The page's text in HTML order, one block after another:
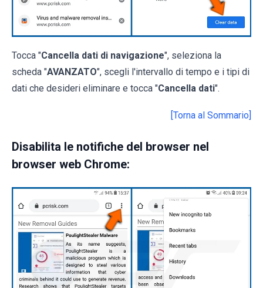
Tocca "Cancella dati di navigazione", seleziona la
scheda "AVANZATO", scegli l'intervallo di tempo e i tipi di
dati che desideri eliminare e tocca "Cancella dati".
[Torna al Sommario]
Disabilita le notifiche del browser nel
browser web Chrome: